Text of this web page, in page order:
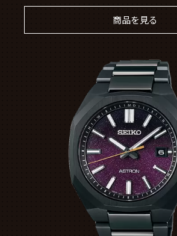
商品を見る